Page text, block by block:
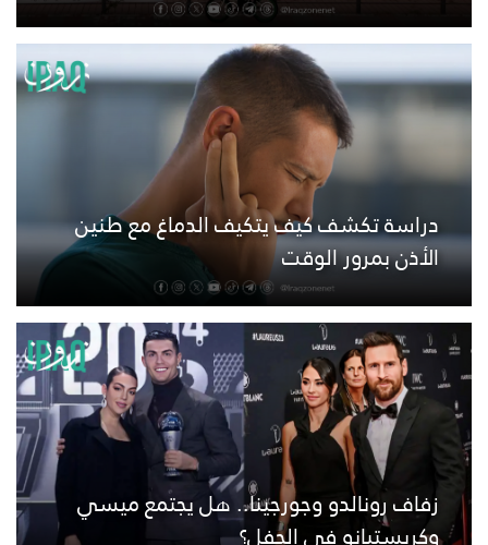
دراسة تكشف كيف يتكيف الدماغ مع طنين
الأذن بمرور الوقت
زفاف رونالدو وجورجينا.. هل يجتمع ميسي
وكريستيانو في الحفل؟